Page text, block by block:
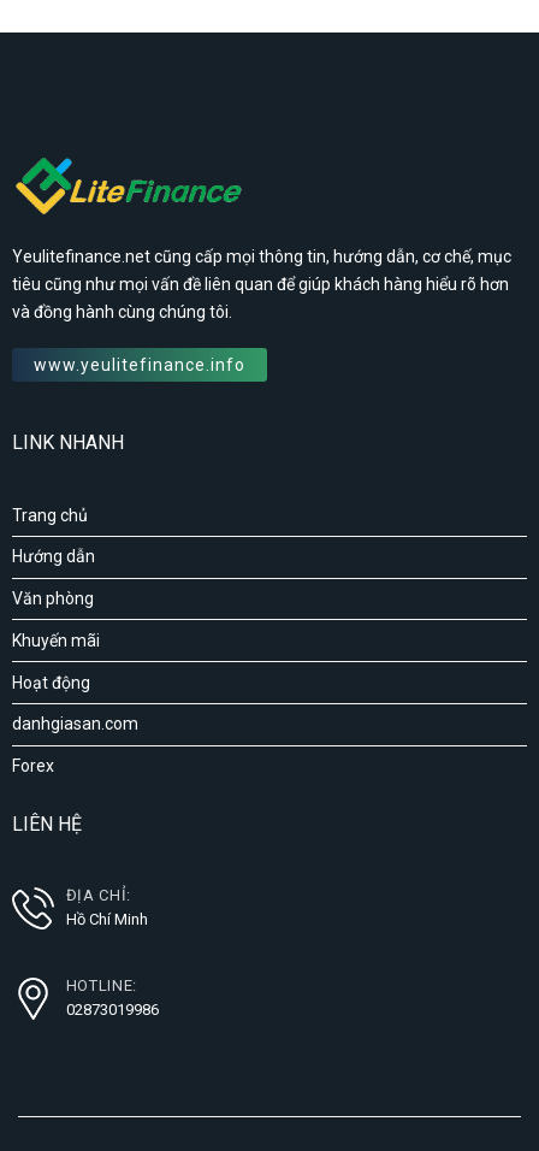
Yeulitefinance.net cũng cấp mọi thông tin, hướng dẫn, cơ chế, mục
tiêu cũng như mọi vấn đề liên quan để giúp khách hàng hiểu rõ hơn
và đồng hành cùng chúng tôi.
www.yeulitefinance.info
LINK NHANH
Trang chủ
Hướng dẫn
Văn phòng
Khuyến mãi
Hoạt động
danhgiasan.com
Forex
LIÊN HỆ
ĐỊA CHỈ:
Hồ Chí Minh
HOTLINE:
02873019986